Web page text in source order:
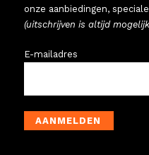
onze aanbiedingen,
(uitschrijven is altijd
E-mailadres
AANMELDEN